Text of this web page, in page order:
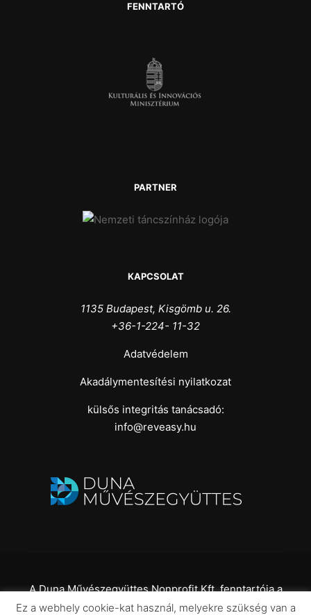
FENNTARTÓ
PARTNER
KAPCSOLAT
1135 Budapest, Kisgömb u. 26.
+36-1-224- 11-32
Adatvédelem
Akadálymentesítési nyilatkozat
külsős integritás tanácsadó:
info@reveasy.hu
A Duna Művészegyüttes Nonprofit Kft. fenntartója a
Kulturális és
Ez a webhely cookie-kat használ, melyekre szükség van a